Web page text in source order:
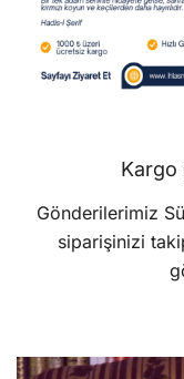
Kargo
Gönderilerimiz
siparişinizi